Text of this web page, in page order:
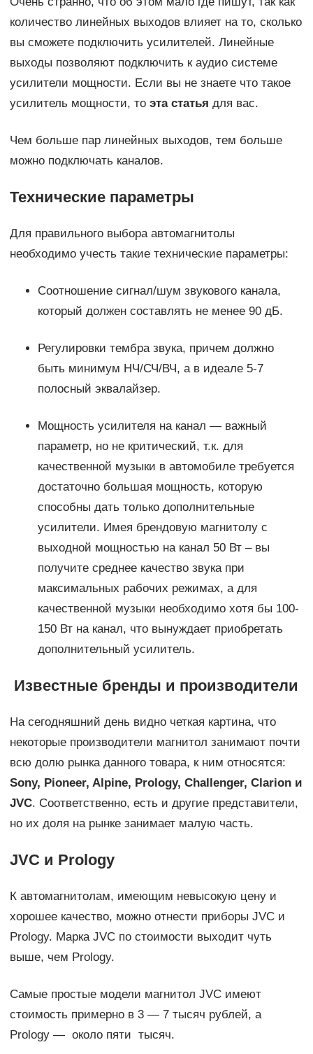
количество линейных выходов влияет на то, сколько
вы сможете подключить усилителей. Линейные
выходы позволяют подключить к аудио системе
усилители мощности. Если вы не знаете что такое
усилитель мощности, то эта статья для вас.
Чем больше пар линейных выходов, тем больше
можно подключать каналов.
Технические параметры
Для правильного выбора автомагнитолы
необходимо учесть такие технические параметры:
Соотношение сигнал/шум звукового канала,
который должен составлять не менее 90 дБ.
Регулировки тембра звука, причем должно
быть минимум НЧ/СЧ/ВЧ, а в идеале 5-7
полосный эквалайзер.
Мощность усилителя на канал — важный
параметр, но не критический, т.к. для
качественной музыки в автомобиле требуется
достаточно большая мощность, которую
способны дать только дополнительные
усилители. Имея брендовую магнитолу с
выходной мощностью на канал 50 Вт – вы
получите среднее качество звука при
максимальных рабочих режимах, а для
качественной музыки необходимо хотя бы 100-
150 Вт на канал, что вынуждает приобретать
дополнительный усилитель.
Известные бренды и производители
На сегодняшний день видно четкая картина, что
некоторые производители магнитол занимают почти
всю долю рынка данного товара, к ним относятся:
Sony, Pioneer, Alpine, Prology, Challenger, Clarion и
JVC. Соответственно, есть и другие представители,
но их доля на рынке занимает малую часть.
JVC и Prology
К автомагнитолам, имеющим невысокую цену и
хорошее качество, можно отнести приборы JVC и
Prology. Марка JVC по стоимости выходит чуть
выше, чем Prology.
Самые простые модели магнитол JVC имеют
стоимость примерно в 3 — 7 тысяч рублей, а
Prology — около пяти тысяч.